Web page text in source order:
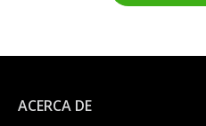
ACERCA DE